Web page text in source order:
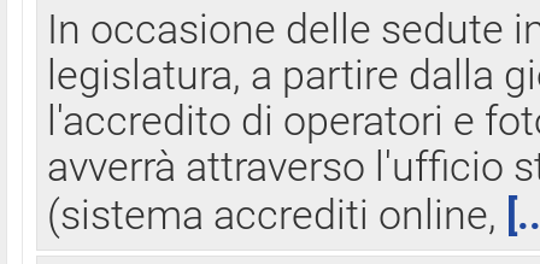
In occasione delle sedute
legislatura, a partire dalla
l'accredito di operatori e
avverrà attraverso l'ufficio
(sistema accrediti online,